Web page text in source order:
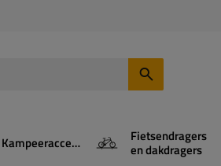
Kampeeraccessoires Fietsendragers
en dakdragers